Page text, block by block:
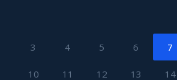
3 4 5 6 7
10 11 12 13 14